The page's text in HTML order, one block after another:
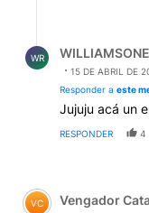
WR
15 DE ABRIL DE
Responder a este
Jujuju acá un
RESPONDER 4
Comentario de
VC Vengador